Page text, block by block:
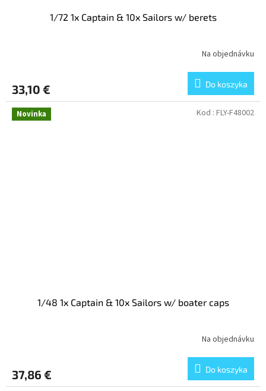
1/72 1x Captain & 10x Sailors w/ berets
Na objednávku
33,10 € Do koszyka
Novinka
1/48 1x Captain & 10x Sailors w/ boater caps
Na objednávku
37,86 € Do koszyka
Kod : FLY-F48002